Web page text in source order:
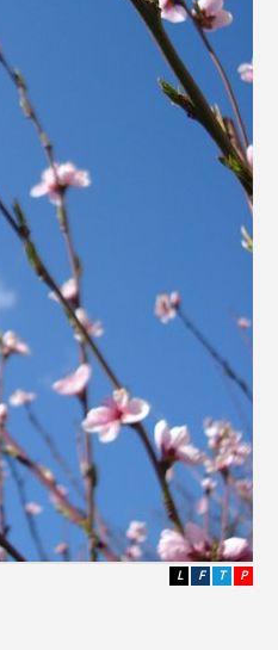
P
T
F
L